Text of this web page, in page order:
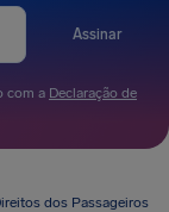
Assinar
com a Declaração de
dos Passageiros